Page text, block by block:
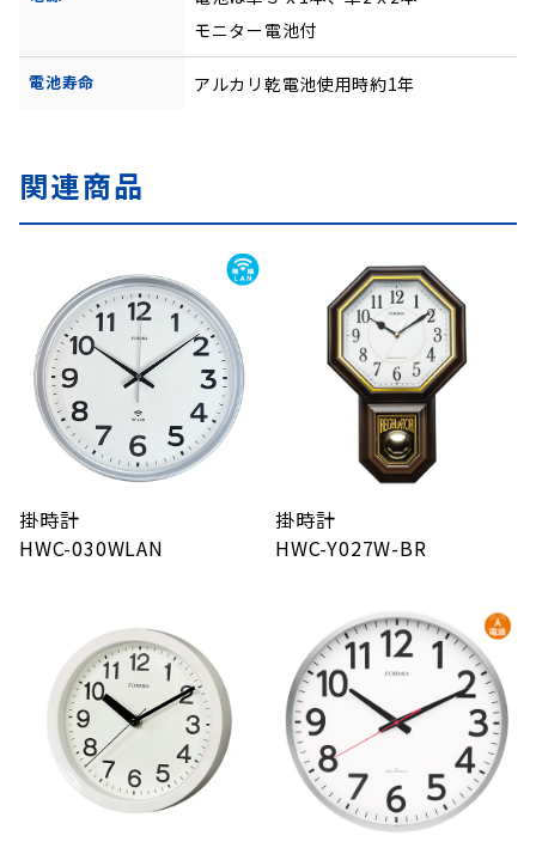
モニター電池付
電池寿命 アルカリ乾電池使用時約1年
関連商品
掛時計
HWC-030WLAN
掛時計
HWC-Y027W-BR